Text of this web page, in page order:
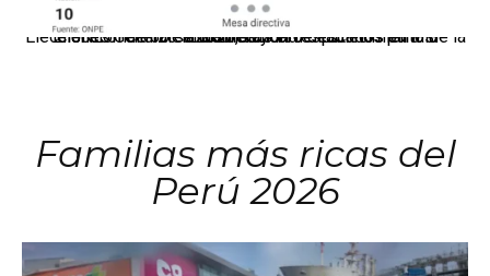
El JNE oficializó la distribución de escaños para la elección de 60 senadores y 130 diputados en las Elecciones Generales 2026, tras el restablecimiento de la Bicameralidad.
Familias más ricas del
Perú 2026